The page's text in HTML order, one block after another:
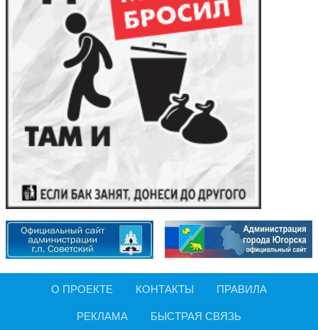
О ПРОЕКТЕ КОНТАКТЫ ПРАВИЛА
РЕКЛАМА БЫСТРАЯ СВЯЗЬ